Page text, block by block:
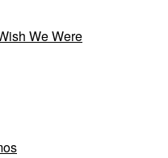
We Were